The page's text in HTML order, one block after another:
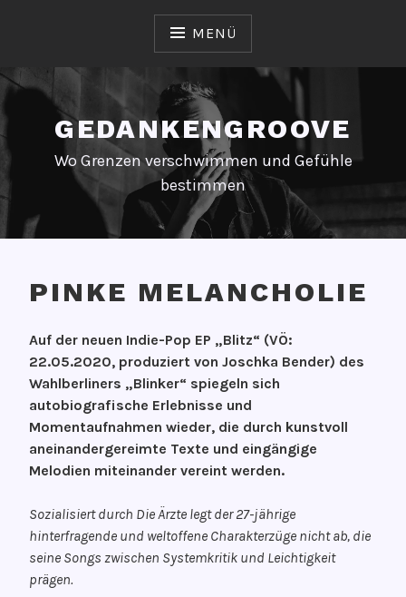
MENÜ
GEDANKENGROOVE
Wo Grenzen verschwimmen und Gefühle
bestimmen
PINKE MELANCHOLIE
e
r
ö
f
f
e
n
l
i
c
h
O
N
G
e
d
a
n
e
n
g
r
Auf der neuen Indie-Pop EP „Blitz“ (VÖ:
22.05.2020, produziert von Joschka Bender) des
Wahlberliners „Blinker“ spiegeln sich
autobiografische Erlebnisse und
Momentaufnahmen wieder, die durch kunstvoll
aneinandergereimte Texte und eingängige
Melodien miteinander vereint werden.
Sozialisiert durch Die Ärzte legt der 27-jährige
hinterfragende und weltoffene Charakterzüge nicht ab, die
seine Songs zwischen Systemkritik und Leichtigkeit
prägen.